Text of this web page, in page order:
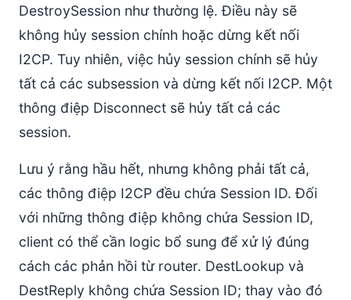
DestroySession như thường lệ. Điều này sẽ
không hủy session chính hoặc dừng kết nối
I2CP. Tuy nhiên, việc hủy session chính sẽ hủy
tất cả các subsession và dừng kết nối I2CP. Một
thông điệp Disconnect sẽ hủy tất cả các
session.
Lưu ý rằng hầu hết, nhưng không phải tất cả,
các thông điệp I2CP đều chứa Session ID. Đối
với những thông điệp không chứa Session ID,
client có thể cần logic bổ sung để xử lý đúng
cách các phản hồi từ router. DestLookup và
DestReply không chứa Session ID; thay vào đó